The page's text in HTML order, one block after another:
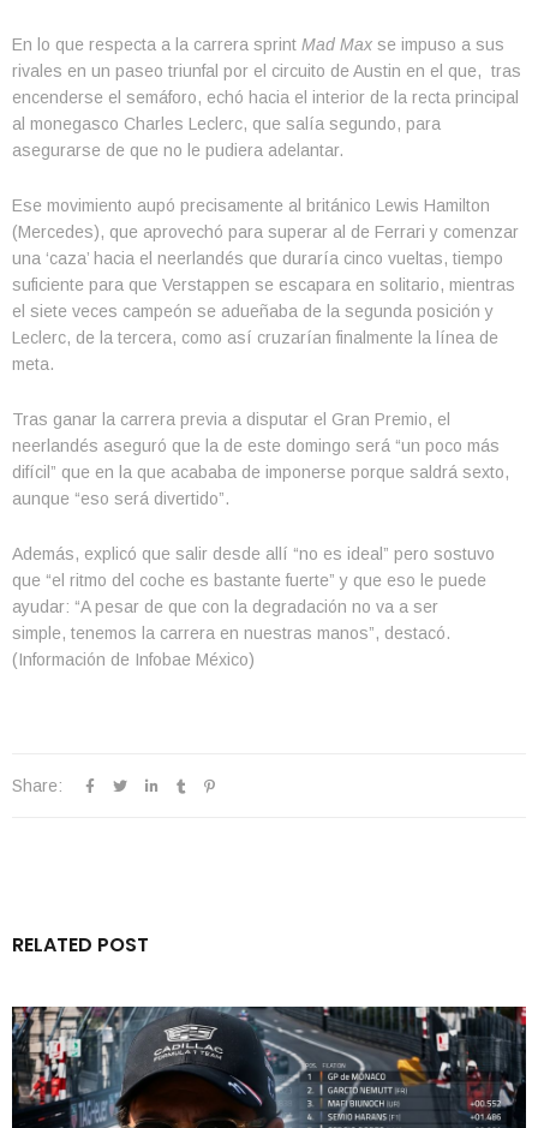
En lo que respecta a la carrera sprint Mad Max se impuso a sus
rivales en un paseo triunfal por el circuito de Austin en el que, tras
encenderse el semáforo, echó hacia el interior de la recta principal
al monegasco Charles Leclerc, que salía segundo, para
asegurarse de que no le pudiera adelantar.
Ese movimiento aupó precisamente al británico Lewis Hamilton
(Mercedes), que aprovechó para superar al de Ferrari y comenzar
una ‘caza’ hacia el neerlandés que duraría cinco vueltas, tiempo
suficiente para que Verstappen se escapara en solitario, mientras
el siete veces campeón se adueñaba de la segunda posición y
Leclerc, de la tercera, como así cruzarían finalmente la línea de
meta.
Tras ganar la carrera previa a disputar el Gran Premio, el
neerlandés aseguró que la de este domingo será “un poco más
difícil” que en la que acababa de imponerse porque saldrá sexto,
aunque “eso será divertido”.
Además, explicó que salir desde allí “no es ideal” pero sostuvo
que “el ritmo del coche es bastante fuerte” y que eso le puede
ayudar: “A pesar de que con la degradación no va a ser
simple, tenemos la carrera en nuestras manos”, destacó.
(Información de Infobae México)
Share:
RELATED POST